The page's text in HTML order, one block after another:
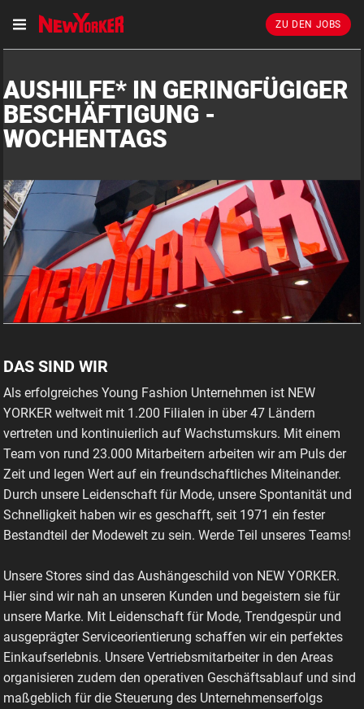
ZU DEN JOBS
AUSHILFE* IN GERINGFÜGIGER
BESCHÄFTIGUNG -
WOCHENTAGS
DAS SIND WIR
Als erfolgreiches Young Fashion Unternehmen ist NEW
YORKER weltweit mit 1.200 Filialen in über 47 Ländern
vertreten und kontinuierlich auf Wachstumskurs. Mit einem
Team von rund 23.000 Mitarbeitern arbeiten wir am Puls der
Zeit und legen Wert auf ein freundschaftliches Miteinander.
Durch unsere Leidenschaft für Mode, unsere Spontanität und
Schnelligkeit haben wir es geschafft, seit 1971 ein fester
Bestandteil der Modewelt zu sein. Werde Teil unseres Teams!
Unsere Stores sind das Aushängeschild von NEW YORKER.
Hier sind wir nah an unseren Kunden und begeistern sie für
unsere Marke. Mit Leidenschaft für Mode, Trendgespür und
ausgeprägter Serviceorientierung schaffen wir ein perfektes
Einkaufserlebnis. Unsere Vertriebsmitarbeiter in den Areas
organisieren zudem den operativen Geschäftsablauf und sind
maßgeblich für die Steuerung des Unternehmenserfolgs